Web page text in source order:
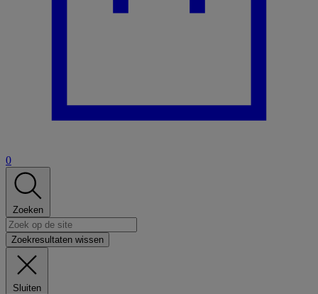
0
Zoeken
Zoekresultaten wissen
Sluiten